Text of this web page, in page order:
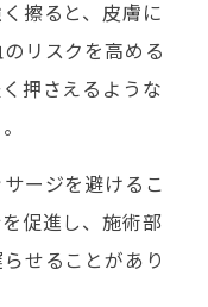
擦ると、皮膚に
リスクを高める
押さえるような
ージを避けるこ
促進し、施術部
せることがあり